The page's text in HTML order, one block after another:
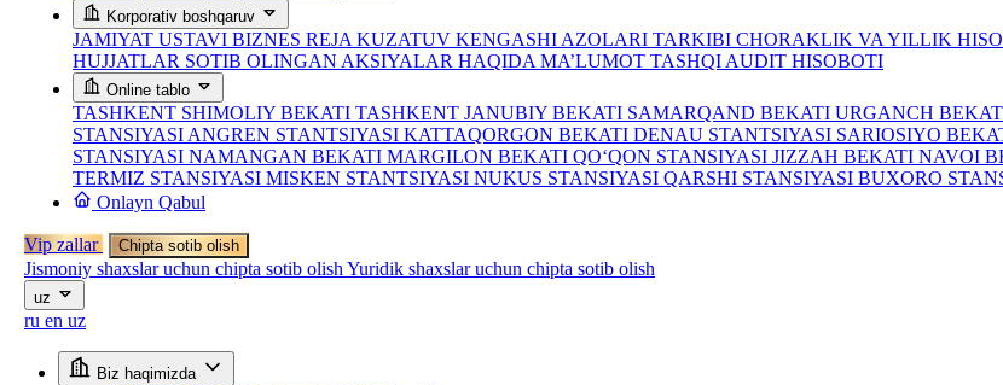
Korporativ boshqaruv
JAMIYAT USTAVI BIZNES REJA KUZATUV KENGASHI AZOLARI TARKIBI CHORAKLIK VA YILLIK
HUJJATLAR SOTIB OLINGAN AKSIYALAR HAQIDA MA’LUMOT TASHQI AUDIT HISOBOTI
Online tablo
TASHKENT SHIMOLIY BEKATI TASHKENT JANUBIY BEKATI SAMARQAND BEKATI URGANCH
STANSIYASI ANGREN STANTSIYASI KATTAQORGON BEKATI DENAU STANTSIYASI SARIOSIYO
STANSIYASI NAMANGAN BEKATI MARGILON BEKATI QO‘QON STANSIYASI JIZZAH BEKATI NAVOI
TERMIZ STANSIYASI MISKEN STANTSIYASI NUKUS STANSIYASI QARSHI STANSIYASI BUXORO
Onlayn Qabul
Vip zallar Chipta sotib olish
Jismoniy shaxslar uchun chipta sotib olish Yuridik shaxslar uchun chipta sotib olish
uz
ru en uz
Biz haqimizda